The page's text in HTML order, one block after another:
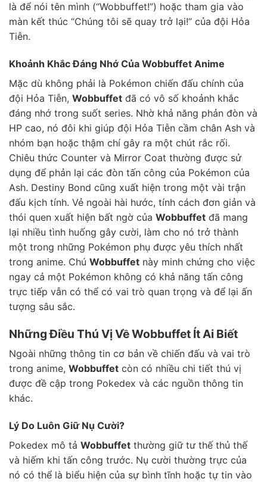
là để nói tên mình (“Wobbuffet!”) hoặc tham gia vào
màn kết thúc “Chúng tôi sẽ quay trở lại!” của đội Hỏa
Tiễn.
Khoảnh Khắc Đáng Nhớ Của Wobbuffet Anime
Mặc dù không phải là Pokémon chiến đấu chính của
đội Hỏa Tiễn, Wobbuffet đã có vô số khoảnh khắc
đáng nhớ trong suốt series. Nhờ khả năng phản đòn và
HP cao, nó đôi khi giúp đội Hỏa Tiễn cầm chân Ash và
nhóm bạn hoặc thậm chí gây ra một chút rắc rối.
Chiêu thức Counter và Mirror Coat thường được sử
dụng để phản lại các đòn tấn công của Pokémon của
Ash. Destiny Bond cũng xuất hiện trong một vài trận
đấu kịch tính. Vẻ ngoài hài hước, tính cách đơn giản và
thói quen xuất hiện bất ngờ của Wobbuffet đã mang
lại nhiều tình huống gây cười, làm cho nó trở thành
một trong những Pokémon phụ được yêu thích nhất
trong anime. Chú Wobbuffet này minh chứng cho việc
ngay cả một Pokémon không có khả năng tấn công
trực tiếp vẫn có thể có vai trò quan trọng và để lại ấn
tượng sâu sắc.
Những Điều Thú Vị Về Wobbuffet Ít Ai Biết
Ngoài những thông tin cơ bản về chiến đấu và vai trò
trong anime, Wobbuffet còn có nhiều chi tiết thú vị
được đề cập trong Pokedex và các nguồn thông tin
khác.
Lý Do Luôn Giữ Nụ Cười?
Pokedex mô tả Wobbuffet thường giữ tư thế thủ thế
và hiếm khi tấn công trước. Nụ cười thường trực của
nó có thể là biểu hiện của sự bình tĩnh hoặc tự tin vào